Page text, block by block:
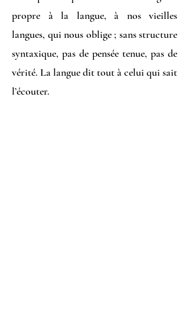
propre à la langue, à nos vieilles
langues, qui nous oblige ; sans structure
syntaxique, pas de pensée tenue, pas de
vérité. La langue dit tout à celui qui sait
l’écouter.